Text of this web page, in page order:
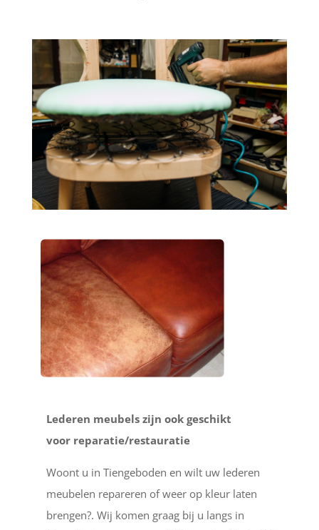
Lederen meubels zijn ook geschikt
voor reparatie/restauratie
Woont u in Tiengeboden en wilt uw lederen
meubelen repareren of weer op kleur laten
brengen?. Wij komen graag bij u langs in